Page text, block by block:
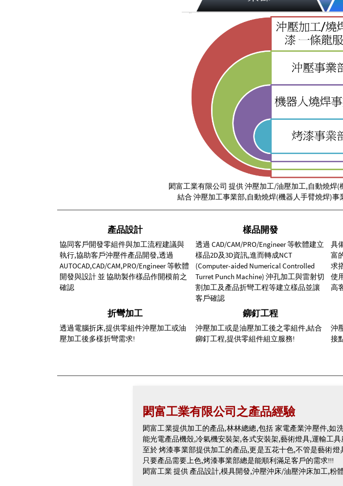
閎富工業有限公司 提供 沖壓加工/油壓加工,自動燒焊
結合 沖壓加工事業部,自動燒焊(機器人手臂燒焊)
產品設計
協同客戶開發零組件與加工流程建議與
執行,協助客戶沖壓件產品開發,透過
AUTOCAD,CAD/CAM,PRO/Engineer 等軟體
開發與設計 並 協助製作樣品作開模前之
確認
樣品開發
透過 CAD/CAM/PRO/Engineer 等軟體建立
樣品2D及3D資訊,進而轉成NCT
(Computer-aided Numerical Controlled
Turret Punch Machine) 沖孔加工與雷射切
割加工及產品折彎工程等建立樣品並讓
客戶確認
具
富
求
使
高
折彎加工
透過電腦折床,提供零組件沖壓加工或油
壓加工後多樣折彎需求!
鉚釘工程
沖壓加工或是油壓加工後之零組件,結合
鉚釘工程,提供零組件組立服務!
沖
接
閎富工業有限公司之產品經驗
閎富工業提供加工的產品,林林總總,包括 家電產業沖壓件,如
能光電產品機殼,冷氣機安裝架,各式安裝架,藝術燈具,運輸工
至於 烤漆事業部提供加工的產品,更是五花十色,不管是藝術
只要產品需要上色,烤漆事業部總是能順利滿足客戶的需求!!!
閎富工業 提供 產品設計,模具開發,沖壓沖床/油壓沖床加工,粉